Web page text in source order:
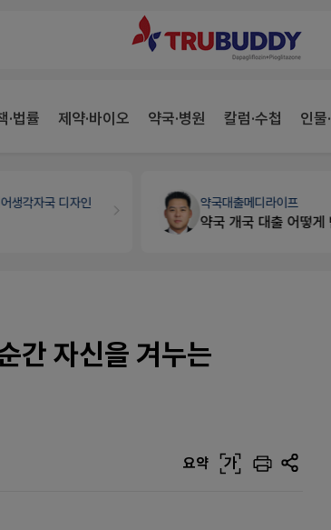
·법률 제약·바이오 약국·병원 칼럼·수첩 인물
라이프 세무·노무팜텍스
간 자신을 겨누는
요약 가